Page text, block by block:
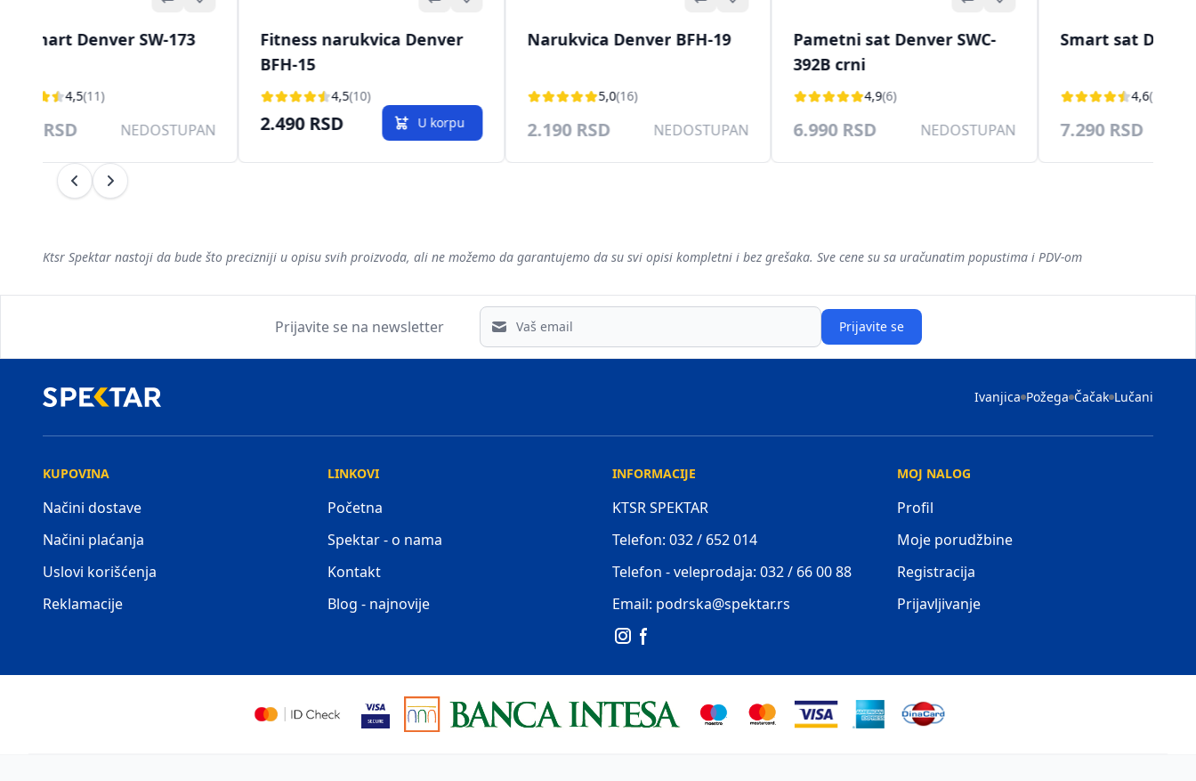
smart Denver SW-173
4,5(11)
RSD NEDOSTUPAN
Fitness narukvica Denver
BFH-15
4,5(10)
2.490 RSD U korpu
Narukvica Denver BFH-19
5,0(16)
2.190 RSD NEDOSTUPAN
Pametni sat Denver SWC-
392B crni
4,9(6)
6.990 RSD NEDOSTUPAN
Smart sat
4,6(17)
7.290 RSD
Prethodni
Sledeći
Ktsr Spektar nastoji da bude što precizniji u opisu svih proizvoda, ali ne možemo da garantujemo da su svi opisi kompletni i bez grešaka. Sve cene su sa uračunatim popustima i PDV-om
Prijavite se na newsletter
Email address
Prijavite se
Ivanjica Požega Čačak Lučani
KUPOVINA
Načini dostave
Načini plaćanja
Uslovi korišćenja
Reklamacije
LINKOVI
Početna
Spektar - o nama
Kontakt
Blog - najnovije
INFORMACIJE
KTSR SPEKTAR
Telefon: 032 / 652 014
Telefon - veleprodaja: 032 / 66 00 88
Email: podrska@spektar.rs
MOJ NALOG
Profil
Moje porudžbine
Registracija
Prijavljivanje